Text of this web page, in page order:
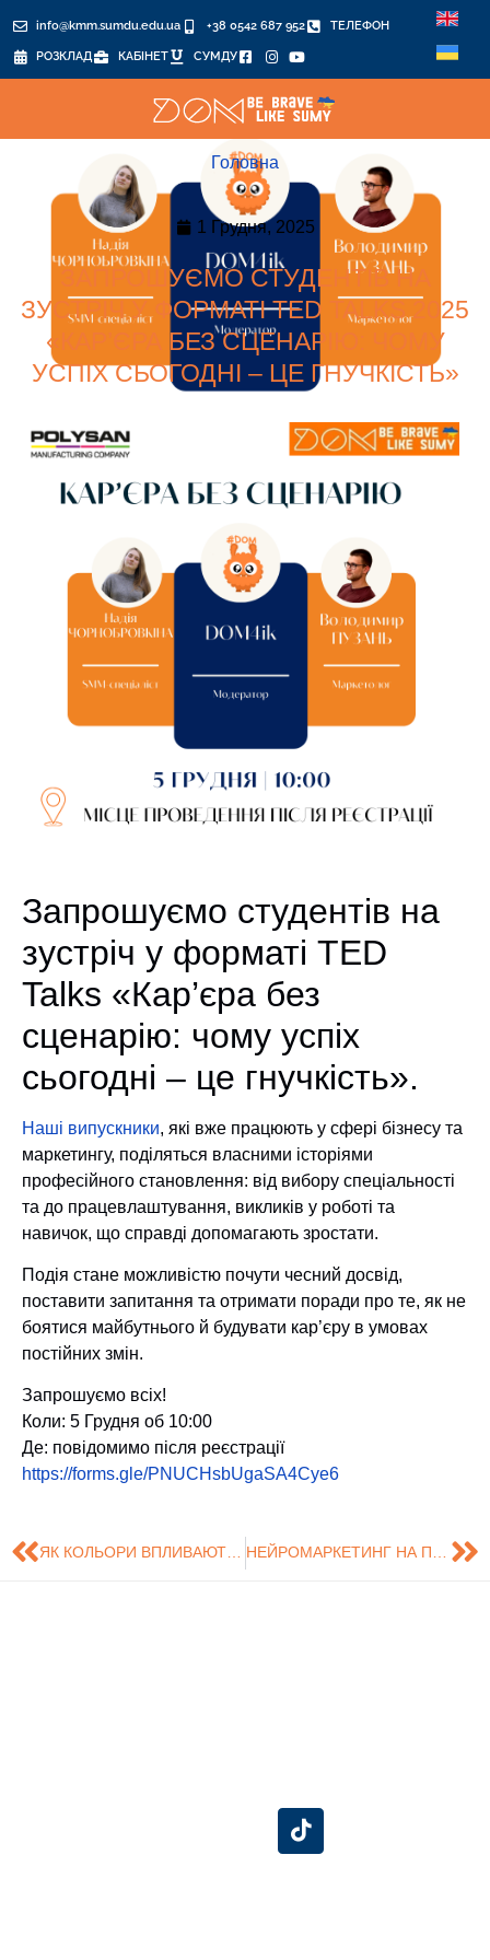
info@kmm.sumdu.edu.ua +38 0542 687 952 ТЕЛЕФОН
РОЗКЛАД КАБІНЕТ СУМДУ
Головна
1 Грудня, 2025
ЗАПРОШУЄМО СТУДЕНТІВ НА
ЗУСТРІЧ У ФОРМАТІ TED TALKS 2025
«КАР’ЄРА БЕЗ СЦЕНАРІЮ: ЧОМУ
УСПІХ СЬОГОДНІ – ЦЕ ГНУЧКІСТЬ»
Запрошуємо студентів на
зустріч у форматі TED
Talks «Кар’єра без
сценарію: чому успіх
сьогодні – це гнучкість».
Наші випускники, які вже працюють у сфері бізнесу та
маркетингу, поділяться власними історіями
професійного становлення: від вибору спеціальності
та до працевлаштування, викликів у роботі та
навичок, що справді допомагають зростати.
Подія стане можливістю почути чесний досвід,
поставити запитання та отримати поради про те, як не
боятися майбутнього й будувати кар’єру в умовах
постійних змін.
Запрошуємо всіх!
Коли: 5 Грудня об 10:00
Де: повідомимо після реєстрації
https://forms.gle/PNUCHsbUgaSA4Cye6
ЯК КОЛЬОРИ ВПЛИВАЮТЬ НА РІШЕННЯ? 5 КОЛЬОРІВ – 5 ЕМОЦІЙ, ЯКІ ФОРМУЮТЬ КУПІВЕЛЬНУ ПОВЕДІНКУ НЕЙРОМАРКЕТИНГ НА ПРАКТИЦІ: НЕВГАМОВНІ АСПІРАНТИ ПРОСЛУХАЛИ ЛЕКЦІЮ ВІД ЗАСНОВНИЦІ КОМПАНІЇ «NEURO-KNOWLEDGE»